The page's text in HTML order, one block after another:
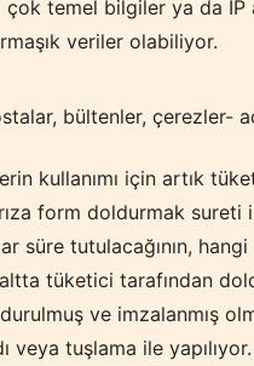
temel bilgiler ya da IP
veriler olabiliyor.
bültenler, çerezler-
kullanımı için artık
form doldurmak sureti
süre tutulacağının,
tüketici tarafından
ve imzalanmış
veya tuşlama ile yapılıyor.